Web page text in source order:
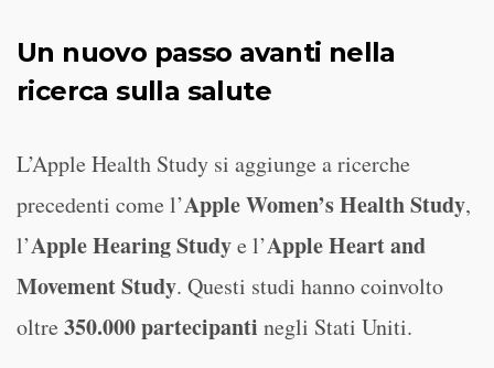
Un nuovo passo avanti nella
ricerca sulla salute
L’Apple Health Study si aggiunge a ricerche
precedenti come l’Apple Women’s Health Study,
l’Apple Hearing Studye l’Apple Heart and
Movement Study. Questi studi hanno coinvolto
oltre 350.000 partecipanti negli Stati Uniti.